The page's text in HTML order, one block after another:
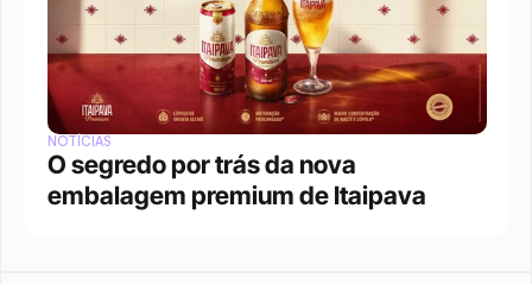
NOTÍCIAS
O segredo por trás da nova
embalagem premium de Itaipava